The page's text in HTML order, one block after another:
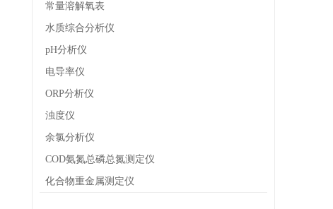
常量溶解氧表
水质综合分析仪
pH分析仪
电导率仪
ORP分析仪
浊度仪
余氯分析仪
COD氨氮总磷总氮测定仪
化合物重金属测定仪